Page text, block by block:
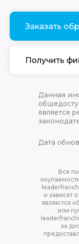
Заказать
Получить
Данная
является
Дата
Все
и зависят
являются
или
за